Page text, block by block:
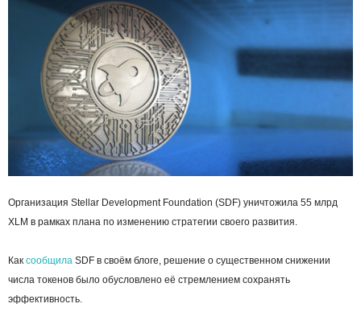
Организация Stellar Development Foundation (SDF) уничтожила 55 млрд
XLM в рамках плана по изменению стратегии своего развития.
Как сообщила SDF в своём блоге, решение о существенном снижении
числа токенов было обусловлено её стремлением сохранять
эффективность.